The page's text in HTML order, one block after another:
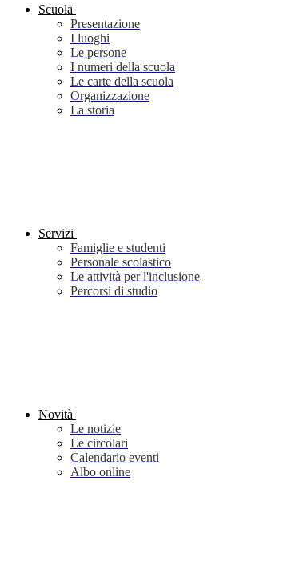
Scuola
Presentazione
I luoghi
Le persone
I numeri della scuola
Le carte della scuola
Organizzazione
La storia
Servizi
Famiglie e studenti
Personale scolastico
Le attività per l'inclusione
Percorsi di studio
Novità
Le notizie
Le circolari
Calendario eventi
Albo online